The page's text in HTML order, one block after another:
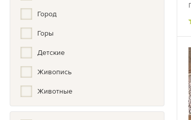
Город
Горы
Детские
Живопись
Животные
Загадочные